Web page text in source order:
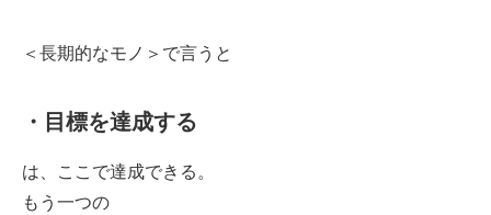
＜長期的なモノ＞で言うと
・目標を達成する
は、ここで達成できる。
もう一つの